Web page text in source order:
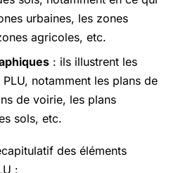
urbaines, les zones
agricoles, etc.
: ils illustrent les
notamment les plans de
de voirie, les plans
sols, etc.
des éléments
: